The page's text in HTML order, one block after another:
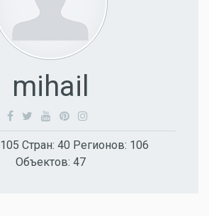
mihail
105 Стран: 40 Регионов: 106
Объектов: 47